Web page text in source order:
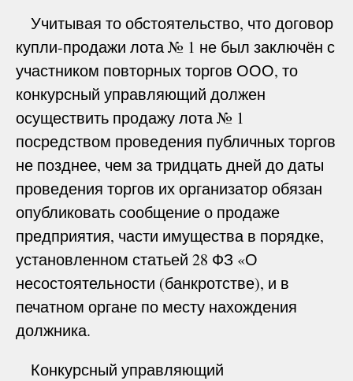
Учитывая то обстоятельство, что договор
купли-продажи лота № 1 не был заключён с
участником повторных торгов ООО, то
конкурсный управляющий должен
осуществить продажу лота № 1
посредством проведения публичных торгов
не позднее, чем за тридцать дней до даты
проведения торгов их организатор обязан
опубликовать сообщение о продаже
предприятия, части имущества в порядке,
установленном статьей 28 ФЗ «О
несостоятельности (банкротстве), и в
печатном органе по месту нахождения
должника.
Конкурсный управляющий